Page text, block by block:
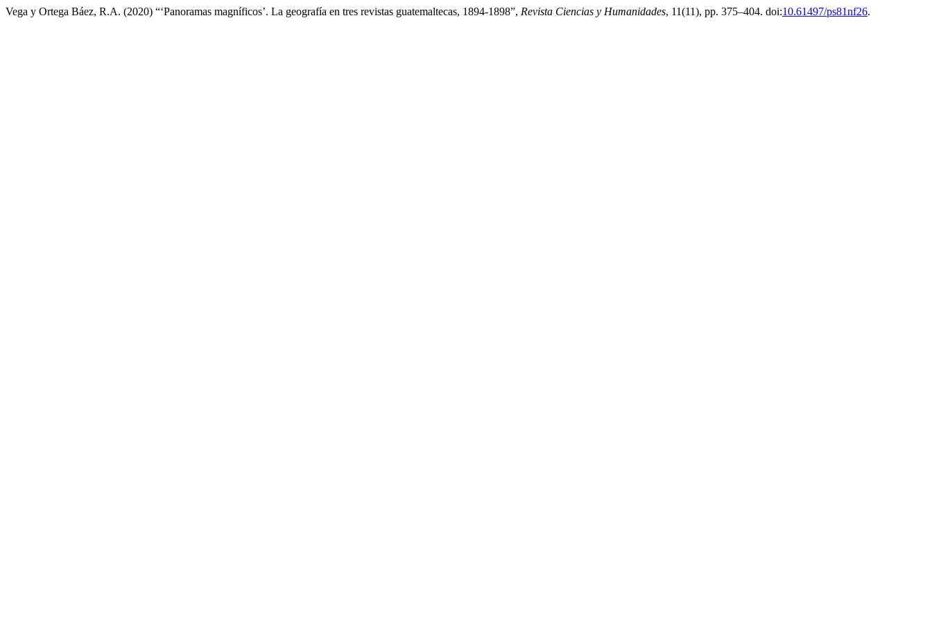
Vega y Ortega Báez, R.A. (2020) “‘Panoramas magníficos’. La geografía en tres revistas guatemaltecas, 1894-1898”, Revista Ciencias y Humanidades, 11(11), pp. 375–404. doi:10.61497/ps81nf26.